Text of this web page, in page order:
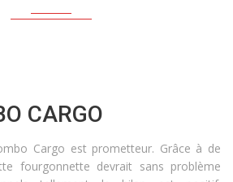
CARGO
Cargo est prometteur. Grâce à de
fourgonnette devrait sans problème